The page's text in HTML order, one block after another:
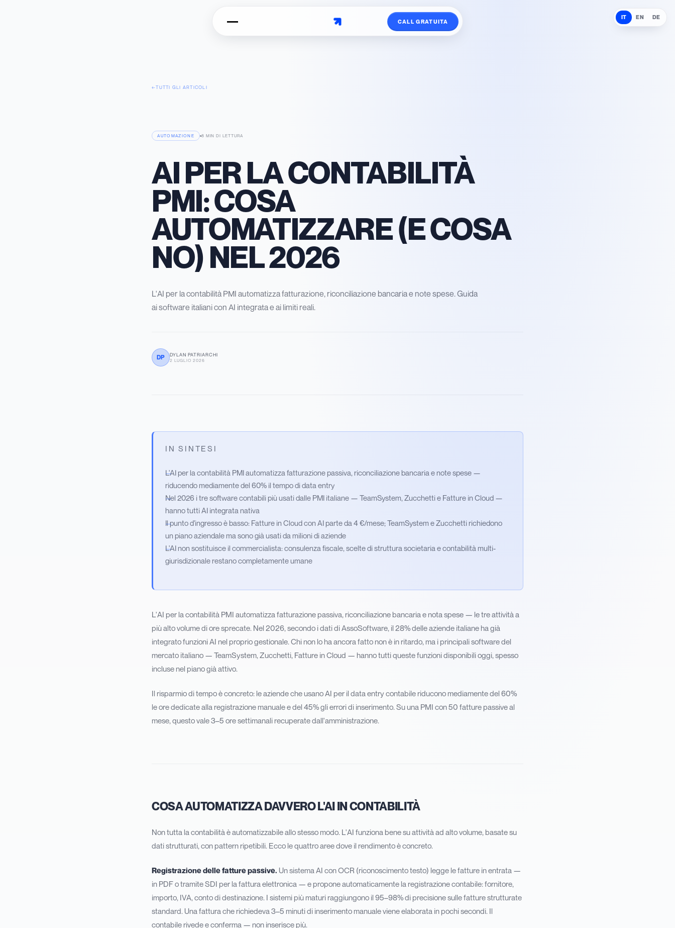
CALL GRATUITA
IT EN DE
←TUTTI GLI ARTICOLI
AUTOMAZIONE 8 MIN DI LETTURA
AI PER LA CONTABILITÀ
PMI: COSA
AUTOMATIZZARE (E COSA
NO) NEL 2026
L'AI per la contabilità PMI automatizza fatturazione, riconciliazione bancaria e note spese. Guida
ai software italiani con AI integrata e ai limiti reali.
DP DYLAN PATRIARCHI
2 LUGLIO 2026
IN SINTESI
L'AI per la contabilità PMI automatizza fatturazione passiva, riconciliazione bancaria e note spese —
riducendo mediamente del 60% il tempo di data entry
Nel 2026 i tre software contabili più usati dalle PMI italiane — TeamSystem, Zucchetti e Fatture in Cloud —
hanno tutti AI integrata nativa
Il punto d'ingresso è basso: Fatture in Cloud con AI parte da 4 €/mese; TeamSystem e Zucchetti richiedono
un piano aziendale ma sono già usati da milioni di aziende
L'AI non sostituisce il commercialista: consulenza fiscale, scelte di struttura societaria e contabilità multi-
giurisdizionale restano completamente umane
L'AI per la contabilità PMI automatizza fatturazione passiva, riconciliazione bancaria e nota spese — le tre attività a
più alto volume di ore sprecate. Nel 2026, secondo i dati di AssoSoftware, il 28% delle aziende italiane ha già
integrato funzioni AI nel proprio gestionale. Chi non lo ha ancora fatto non è in ritardo, ma i principali software del
mercato italiano — TeamSystem, Zucchetti, Fatture in Cloud — hanno tutti queste funzioni disponibili oggi, spesso
incluse nel piano già attivo.
Il risparmio di tempo è concreto: le aziende che usano AI per il data entry contabile riducono mediamente del 60%
le ore dedicate alla registrazione manuale e del 45% gli errori di inserimento. Su una PMI con 50 fatture passive al
mese, questo vale 3–5 ore settimanali recuperate dall'amministrazione.
COSA AUTOMATIZZA DAVVERO L'AI IN CONTABILITÀ
Non tutta la contabilità è automatizzabile allo stesso modo. L'AI funziona bene su attività ad alto volume, basate su
dati strutturati, con pattern ripetibili. Ecco le quattro aree dove il rendimento è concreto.
Registrazione delle fatture passive. Un sistema AI con OCR (riconoscimento testo) legge le fatture in entrata —
in PDF o tramite SDI per la fattura elettronica — e propone automaticamente la registrazione contabile: fornitore,
importo, IVA, conto di destinazione. I sistemi più maturi raggiungono il 95–98% di precisione sulle fatture strutturate
standard. Una fattura che richiedeva 3–5 minuti di inserimento manuale viene elaborata in pochi secondi. Il
contabile rivede e conferma — non inserisce più.